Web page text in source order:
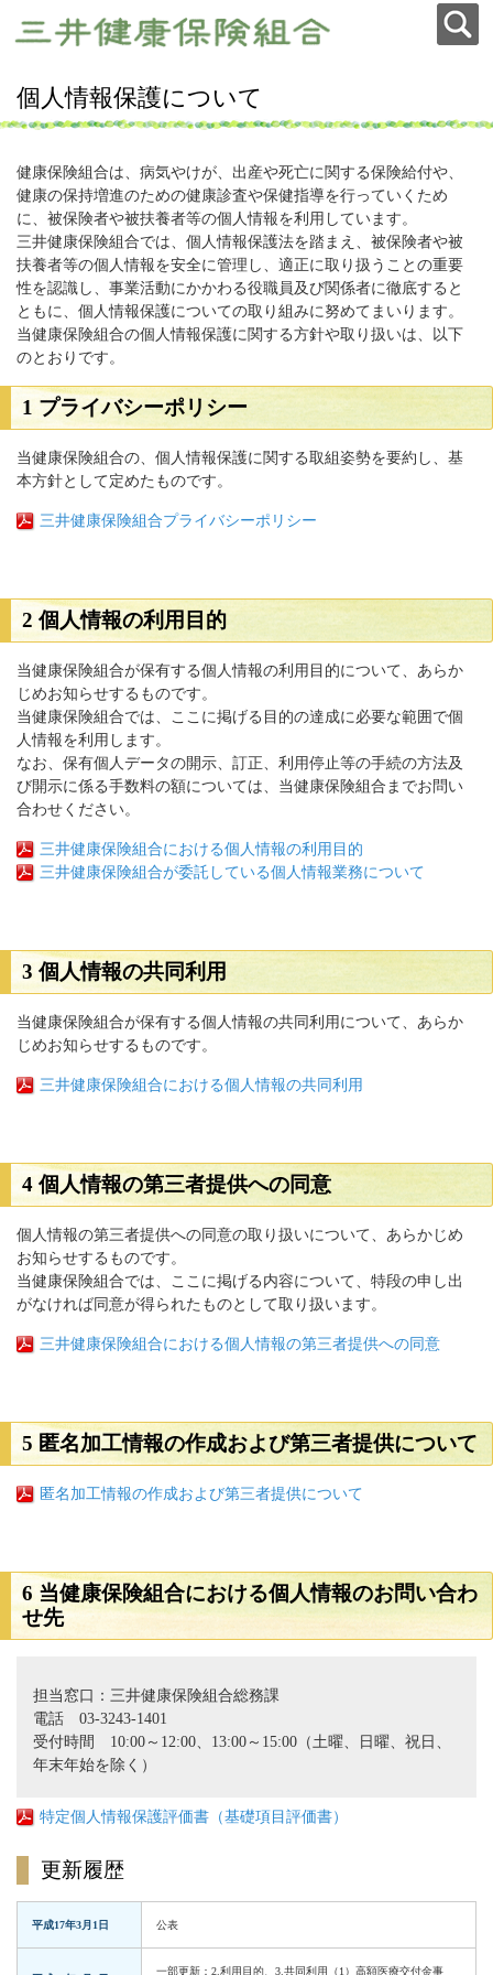
個人情報保護について
健康保険組合は、病気やけが、出産や死亡に関する保険給付や、
健康の保持増進のための健康診査や保健指導を行っていくため
に、被保険者や被扶養者等の個人情報を利用しています。
三井健康保険組合では、個人情報保護法を踏まえ、被保険者や被
扶養者等の個人情報を安全に管理し、適正に取り扱うことの重要
性を認識し、事業活動にかかわる役職員及び関係者に徹底すると
ともに、個人情報保護についての取り組みに努めてまいります。
当健康保険組合の個人情報保護に関する方針や取り扱いは、以下
のとおりです。
1 プライバシーポリシー
当健康保険組合の、個人情報保護に関する取組姿勢を要約し、基
本方針として定めたものです。
三井健康保険組合プライバシーポリシー
2 個人情報の利用目的
当健康保険組合が保有する個人情報の利用目的について、あらか
じめお知らせするものです。
当健康保険組合では、ここに掲げる目的の達成に必要な範囲で個
人情報を利用します。
なお、保有個人データの開示、訂正、利用停止等の手続の方法及
び開示に係る手数料の額については、当健康保険組合までお問い
合わせください。
三井健康保険組合における個人情報の利用目的
三井健康保険組合が委託している個人情報業務について
3 個人情報の共同利用
当健康保険組合が保有する個人情報の共同利用について、あらか
じめお知らせするものです。
三井健康保険組合における個人情報の共同利用
4 個人情報の第三者提供への同意
個人情報の第三者提供への同意の取り扱いについて、あらかじめ
お知らせするものです。
当健康保険組合では、ここに掲げる内容について、特段の申し出
がなければ同意が得られたものとして取り扱います。
三井健康保険組合における個人情報の第三者提供への同意
5 匿名加工情報の作成および第三者提供について
匿名加工情報の作成および第三者提供について
6 当健康保険組合における個人情報のお問い合わ
せ先
担当窓口：三井健康保険組合総務課
電話 03-3243-1401
受付時間 10:00～12:00、13:00～15:00（土曜、日曜、祝日、
年末年始を除く）
特定個人情報保護評価書（基礎項目評価書）
更新履歴
平成17年3月1日 公表
一部更新：2.利用目的、3.共同利用（1）高額医療交付金事